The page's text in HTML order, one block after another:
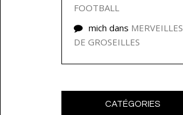
FOOTBALL
mich dans MERVEILLES
DE GROSEILLES
CATÉGORIES